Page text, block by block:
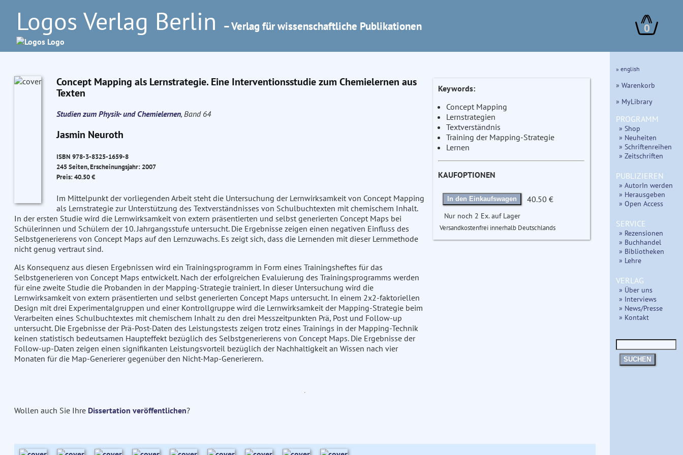
Logos Verlag Berlin – Verlag für wissenschaftliche Publikationen 0
Concept Mapping als Lernstrategie. Eine Interventionsstudie zum Chemielernen aus
Texten
Studien zum Physik- und Chemielernen, Band 64
Jasmin Neuroth
ISBN 978-3-8325-1659-8
245 Seiten, Erscheinungsjahr: 2007
Preis: 40.50 €
Im Mittelpunkt der vorliegenden Arbeit steht die Untersuchung der Lernwirksamkeit von Concept Mapping
als Lernstrategie zur Unterstützung des Textverständnisses von Schulbuchtexten mit chemischem Inhalt.
In der ersten Studie wird die Lernwirksamkeit von extern präsentierten und selbst generierten Concept Maps bei
Schülerinnen und Schülern der 10. Jahrgangsstufe untersucht. Die Ergebnisse zeigen einen negativen Einfluss des
Selbstgenerierens von Concept Maps auf den Lernzuwachs. Es zeigt sich, dass die Lernenden mit dieser Lernmethode
nicht genug vertraut sind.
Als Konsequenz aus diesen Ergebnissen wird ein Trainingsprogramm in Form eines Trainingsheftes für das
Selbstgenerieren von Concept Maps entwickelt. Nach der erfolgreichen Evaluierung des Trainingsprogramms werden
für eine zweite Studie die Probanden in der Mapping-Strategie trainiert. In dieser Untersuchung wird die
Lernwirksamkeit von extern präsentierten und selbst generierten Concept Maps untersucht. In einem 2x2-faktoriellen
Design mit drei Experimentalgruppen und einer Kontrollgruppe wird die Lernwirksamkeit der Mapping-Strategie beim
Verarbeiten eines Schulbuchtextes mit chemischem Inhalt zu den drei Messzeitpunkten Prä, Post und Follow-up
untersucht. Die Ergebnisse der Prä-Post-Daten des Leistungstests zeigen trotz eines Trainings in der Mapping-Technik
keinen statistisch bedeutsamen Haupteffekt bezüglich des Selbstgenerierens von Concept Maps. Die Ergebnisse der
Follow-up-Daten zeigen einen signifikanten Leistungsvorteil bezüglich der Nachhaltigkeit an Wissen nach vier
Monaten für die Map-Generierer gegenüber den Nicht-Map-Generierern.
Keywords:
Concept Mapping
Lernstrategien
Textverständnis
Training der Mapping-Strategie
Lernen
KAUFOPTIONEN
In den Einkaufswagen 40.50 €
Nur noch 2 Ex. auf Lager
Versandkostenfrei innerhalb Deutschlands
Wollen auch Sie Ihre Dissertation veröffentlichen?
» english
» Warenkorb
» MyLibrary
PROGRAMM
» Shop
» Neuheiten
» Schriftenreihen
» Zeitschriften
PUBLIZIEREN
» AutorIn werden
» Herausgeben
» Open Access
SERVICE
» Rezensionen
» Buchhandel
» Bibliotheken
» Lehre
VERLAG
» Über uns
» Interviews
» News/Presse
» Kontakt
SUCHEN